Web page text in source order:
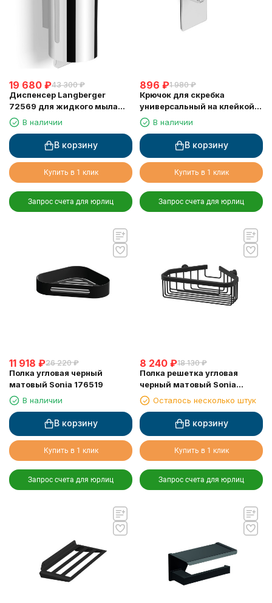
19 680 ₽43 300 ₽
Диспенсер Langberger
72569 для жидкого мыла
хромированный к стене
круглый 300 мл
В наличии
В корзину
Купить в 1 клик
Запрос счета для юрлиц
896 ₽1 980 ₽
Крючок для скребка
универсальный на клейкой
основе LANGBERGER 75183-
10-00
В наличии
В корзину
Купить в 1 клик
Запрос счета для юрлиц
11 918 ₽26 220 ₽
Полка угловая черный
матовый Sonia 176519
В наличии
В корзину
Купить в 1 клик
Запрос счета для юрлиц
8 240 ₽18 130 ₽
Полка решетка угловая
черный матовый Sonia
182855Осталось несколько штук
В корзину
Купить в 1 клик
Запрос счета для юрлиц